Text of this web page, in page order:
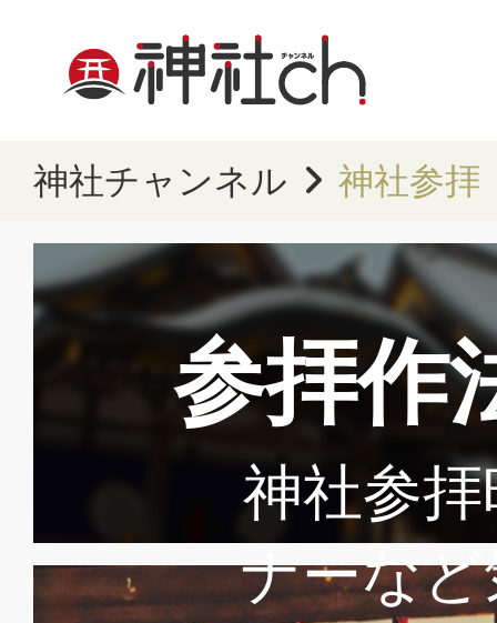
神社チャンネル 神社参拝
参拝作
神社参
ナーな